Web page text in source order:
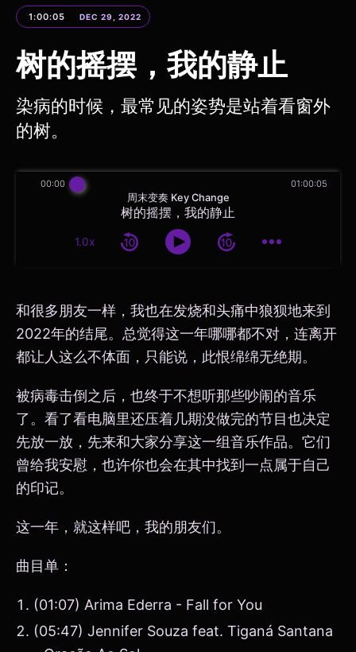
1:00:05 DEC 29, 2022
树的摇摆，我的静止
染病的时候，最常见的姿势是站着看窗外
的树。
周末变奏 Key Change
树的摇摆，我的静止
1.0x
00:00 01:00:05
和很多朋友一样，我也在发烧和头痛中狼狈地来到
2022年的结尾。总觉得这一年哪哪都不对，连离开
都让人这么不体面，只能说，此恨绵绵无绝期。
被病毒击倒之后，也终于不想听那些吵闹的音乐
了。看了看电脑里还压着几期没做完的节目也决定
先放一放，先来和大家分享这一组音乐作品。它们
曾给我安慰，也许你也会在其中找到一点属于自己
的印记。
这一年，就这样吧，我的朋友们。
曲目单：
(01:07) Arima Ederra - Fall for You
(05:47) Jennifer Souza feat. Tiganá Santana